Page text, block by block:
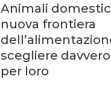
Animali
nuova frontiera
scegliere
per loro